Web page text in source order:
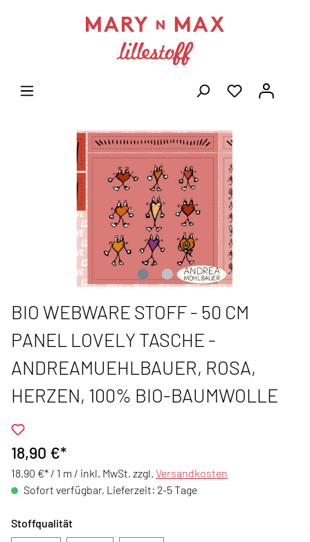
BIO WEBWARE STOFF - 50 CM
PANEL LOVELY TASCHE -
ANDREAMUEHLBAUER, ROSA,
HERZEN, 100% BIO-BAUMWOLLE
18,90 €*
18,90 €* / 1 m / inkl. MwSt. zzgl. Versandkosten
Sofort verfügbar, Lieferzeit: 2-5 Tage
Stoffqualität